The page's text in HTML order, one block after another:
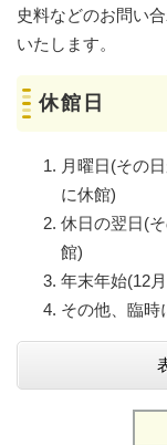
史料などのお問い
いたします。
休館日
月曜日(その
に休館)
休日の翌日(
館)
年末年始(12
その他、臨時